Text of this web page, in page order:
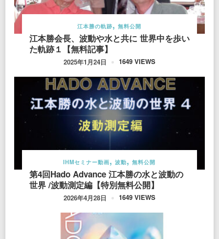
江本勝の軌跡 無料公開
江本勝会長、波動や水と共に 世界中を歩い
た軌跡１【無料記事】
2025年1月24日 1649 VIEWS
IHMセミナー動画 波動 無料公開
第4回Hado Advance 江本勝の水と波動の
世界 /波動測定編【特別無料公開】
2026年4月28日 1649 VIEWS